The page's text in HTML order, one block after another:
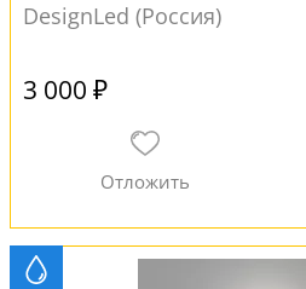
DesignLed (Россия)
3 000 ₽